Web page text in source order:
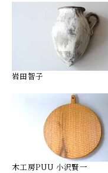
岩田智子
木工房PUU 小沢賢一